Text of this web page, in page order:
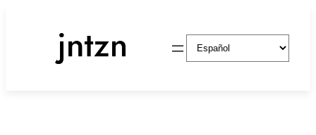
Elegir
un